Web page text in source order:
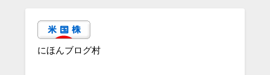
にほんブログ村